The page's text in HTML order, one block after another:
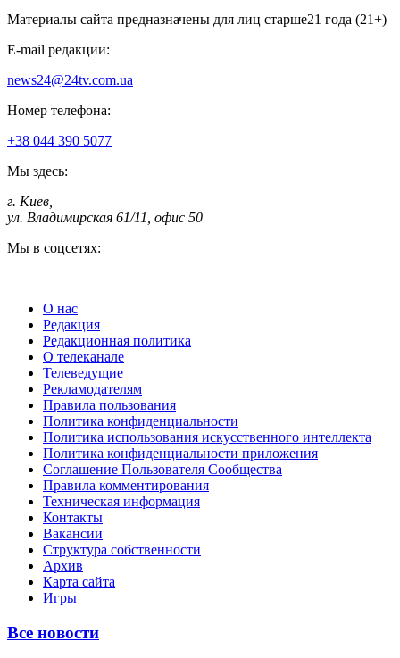
Материалы сайта предназначены для лиц старше21 года (21+)
E-mail редакции:
news24@24tv.com.ua
Номер телефона:
+38 044 390 5077
Мы здесь:
г. Киев
ул. Владимирская 61/11, офис 50
Мы в соцсетях:
О нас
Редакция
Редакционная политика
О телеканале
Телеведущие
Рекламодателям
Правила пользования
Политика конфиденциальности
Политика использования искусственного интеллекта
Политика конфиденциальности приложения
Соглашение Пользователя Сообщества
Правила комментирования
Техническая информация
Контакты
Вакансии
Структура собственности
Архив
Карта сайта
Игры
Все новости